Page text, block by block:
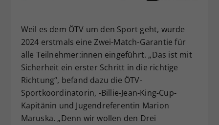
Weil es dem ÖTV um den Sport geht, wurde
2024 erstmals eine Zwei-Match-Garantie für
alle Teilnehmer:innen eingeführt. „Das ist mit
Sicherheit ein erster Schritt in die richtige
Richtung“, befand dazu die ÖTV-
Sportkoordinatorin, -Billie-Jean-King-Cup-
Kapitänin und Jugendreferentin Marion
Maruska. „Denn wir wollen den Drei